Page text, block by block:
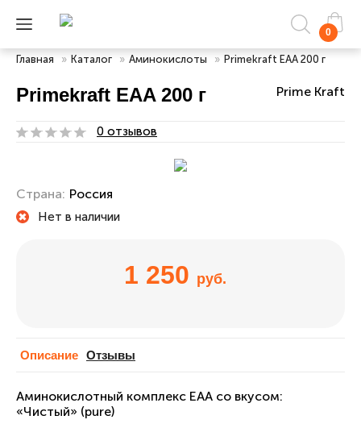
0
Главная » Каталог » Аминокислоты » Primekraft EAA 200 г
Primekraft EAA 200 г Prime Kraft
0 отзывов
Страна: Россия
Нет в наличии
1 250 руб.
Описание Отзывы
Аминокислотный комплекс EAA со вкусом:
«Чистый» (pure)